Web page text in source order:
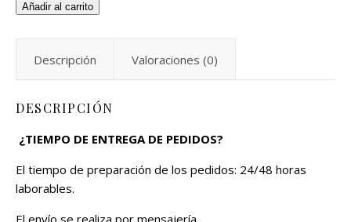
Añadir al carrito
Descripción Valoraciones (0)
DESCRIPCIÓN
¿TIEMPO DE ENTREGA DE PEDIDOS?
El tiempo de preparación de los pedidos: 24/48 horas
laborables.
El envío se realiza por mensajería.